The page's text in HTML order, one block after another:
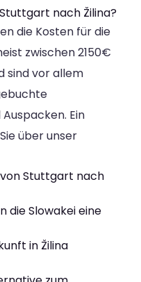
nach Žilina?
die Kosten für die
zwischen 2150€
sind vor allem
Ein
über unser
Stuttgart nach
die Slowakei eine
in Žilina